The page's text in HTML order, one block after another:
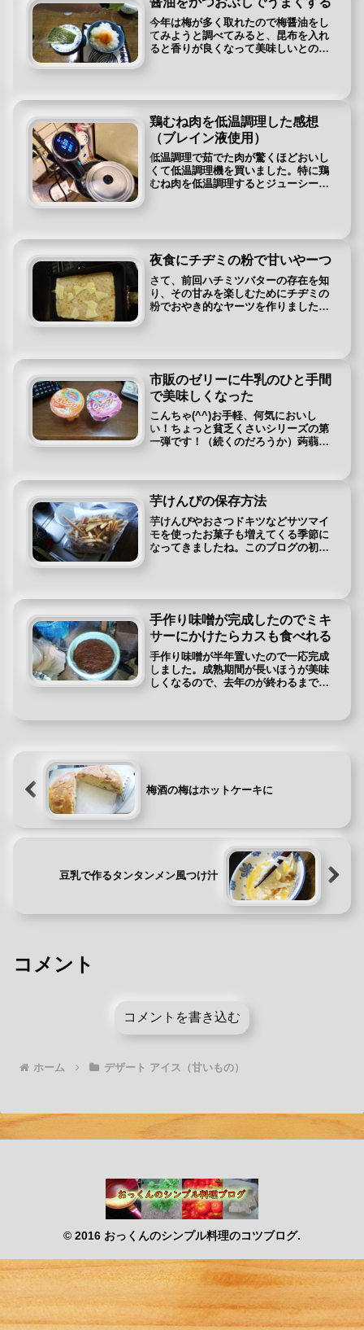
今年は梅が多く取れたので梅醤油をし
てみようと調べてみると、昆布を入れ
ると香りが良くなって美味しいとのレ
みようと思ったのを思い出しました。
梅...
鶏むね肉を低温調理した感想
（ブレイン液使用）
低温調理で茹でた肉が驚くほどおいし
くて低温調理機を買いました。特に鶏
むね肉を低温調理するとジューシーで
夜食にチヂミの粉で甘いやーつ
さて、前回ハチミツバターの存在を知
り、その甘みを楽しむためにチヂミの
粉でおやき的なヤーツを作りました。
少ない場合も甘くないお好み焼きバ
ー...
市販のゼリーに牛乳のひと手間
で美味しくなった
こんちゃ(^^)お手軽、何気においし
い！ちょっと貧乏くさいシリーズの第
一弾です！（続くのだろうか）蒟蒻ゼ
てました。 蒟蒻ゼリーじゃないので凍
らせるのは微妙かなと思い、どうし...
芋けんぴの保存方法
芋けんぴやおさつドキツなどサツマイ
モを使ったお菓子も増えてくる季節に
なってきましたね。このブログの初め
オーブントースターで焼いてみたり、
畑...
手作り味噌が完成したのでミキ
サーにかけたらカスも食べれる
手作り味噌が半年置いたので一応完成
しました。成熟期間が長いほうが美味
しくなるので、去年のが終わるまで食
作り味噌の作り方が気になる人はこち
梅酒の梅はホットケーキに
豆乳で作るタンタンメン風つけ汁
コメント
コメントを書き込む
ホーム デザート アイス（甘いもの）
© 2016 おっくんのシンプル料理のコツブログ.